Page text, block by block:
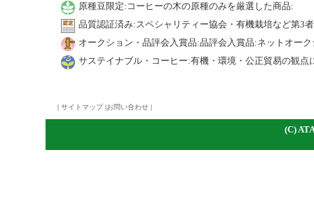
原種豆限定:コーヒーの木の原種のみを厳選した商品:
品質認証済み:スペシャリティー協会・有機栽培など第3
オークション・品評会入賞品:品評会入賞品:ネットオー
サステイナブル・コーヒー:有機・環境・公正貿易の観
| サイトマップ|お問い合わせ |
(C) A